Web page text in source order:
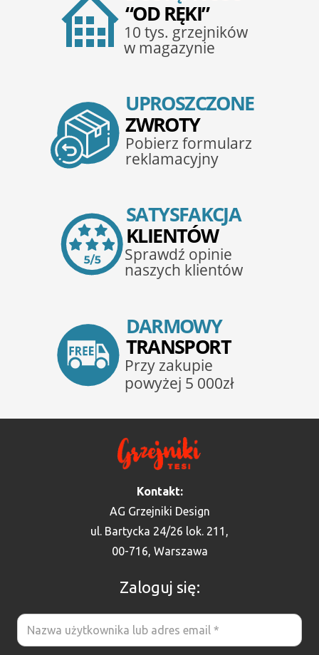
Kontakt:
AG Grzejniki Design
ul. Bartycka 24/26 lok. 211,
00-716, Warszawa
Zaloguj się: